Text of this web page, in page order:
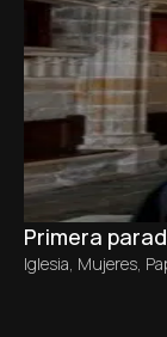
Primera
Iglesia, Mujeres,